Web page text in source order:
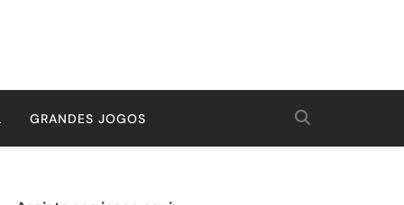
Um Jogo de Controle e Maturidade
o Resultado Esconde o Progresso
GRANDES JOGOS